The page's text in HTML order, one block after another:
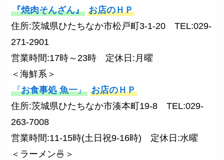
『焼肉そんざん』 お店のＨＰ
住所:茨城県ひたちなか市松戸町3-1-20 TEL:029-
271-2901
営業時間:17時～23時 定休日:月曜
＜海鮮系＞
『お食事処 魚一』 お店のＨＰ
住所:茨城県ひたちなか市湊本町19-8 TEL:029-
263-7008
営業時間:11-15時(土日祝9-16時) 定休日:水曜
＜ラーメン🍜＞